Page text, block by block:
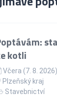
kotli
Včera (7. 8. 2026)
Plzeňský kraj
Stavebnictví